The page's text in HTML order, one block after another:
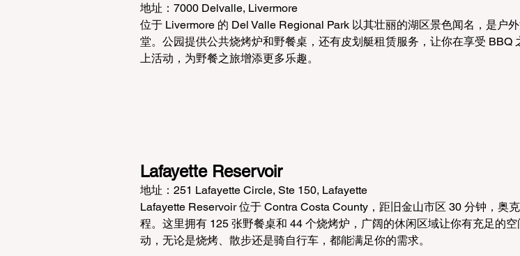
地址：7000 Delvalle, Livermore
位于 Livermore 的 Del Valle Regional Park 以其壮丽的湖区景色闻名，是户
堂。公园提供公共烧烤炉和野餐桌，还有皮划艇租赁服务，让你在享受 BBQ
上活动，为野餐之旅增添更多乐趣。
Lafayette Reservoir
地址：251 Lafayette Circle, Ste 150, Lafayette
Lafayette Reservoir 位于 Contra Costa County，距旧金山市区 30 分钟，奥
程。这里拥有 125 张野餐桌和 44 个烧烤炉，广阔的休闲区域让你有充足的
动，无论是烧烤、散步还是骑自行车，都能满足你的需求。